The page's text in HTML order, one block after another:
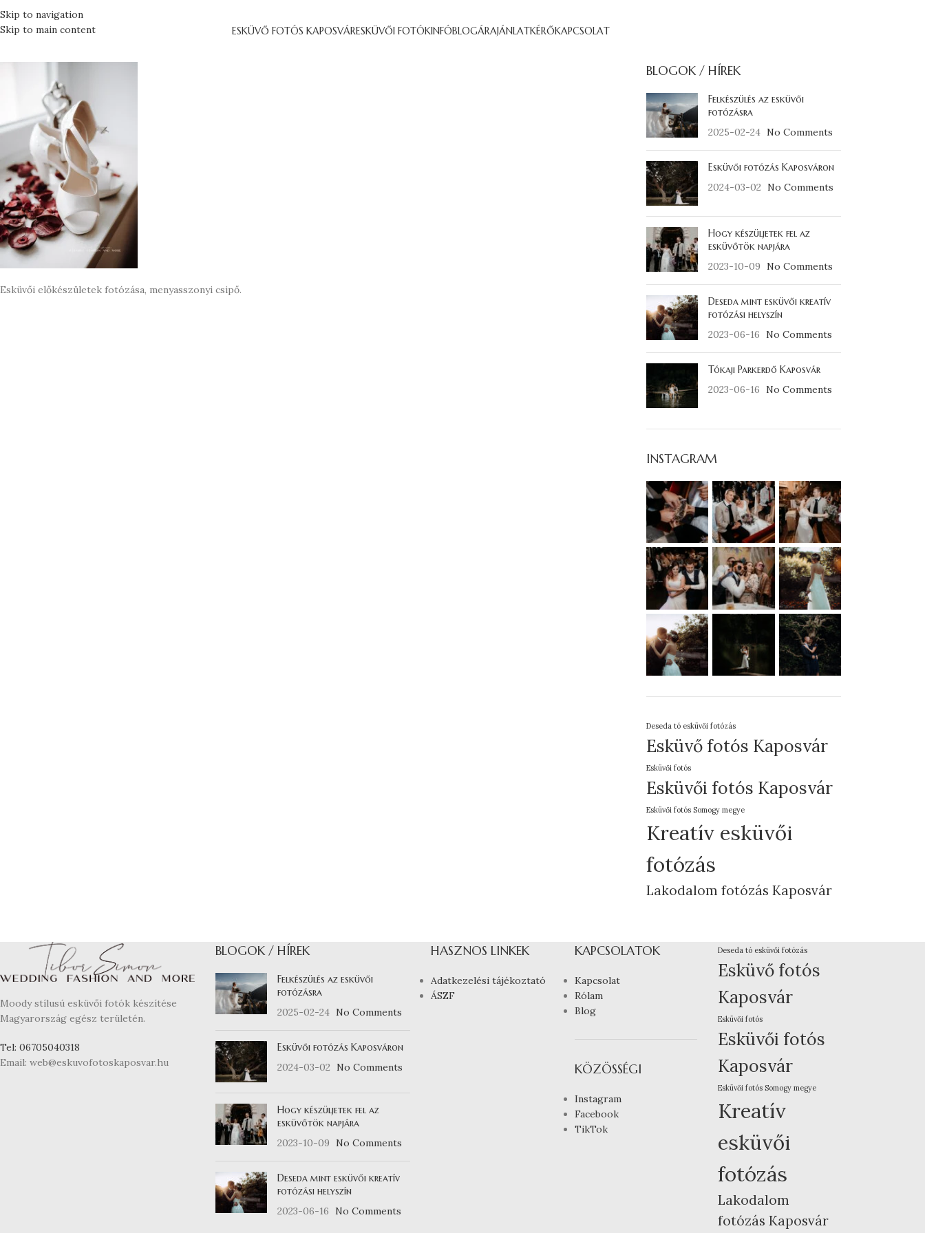
Skip to navigation
Skip to main content
ESKÜVŐ FOTÓS KAPOSVÁRESKÜVŐI FOTÓKINFÓBLOGÁRAJÁNLATKÉRŐKAPCSOLAT
Esküvői előkészületek fotózása, menyasszonyi csipő.
BLOGOK / HÍREK
Felkészülés az esküvői
fotózásra
2025-02-24 No Comments
Esküvői fotózás Kaposváron
2024-03-02 No Comments
Hogy készüljetek fel az
esküvőtök napjára
2023-10-09 No Comments
Deseda mint esküvői kreatív
fotózási helyszín
2023-06-16 No Comments
Tókaji Parkerdő Kaposvár
2023-06-16 No Comments
INSTAGRAM
Deseda tó esküvői fotózás
Esküvő fotós Kaposvár
Esküvői fotós
Esküvői fotós Kaposvár
Esküvői fotós Somogy megye
Kreatív esküvői
fotózás
Lakodalom fotózás Kaposvár
Moody stílusú esküvői fotók készítése
Magyarország egész területén.
Tel: 06705040318
Email: web@eskuvofotoskaposvar.hu
BLOGOK / HÍREK
Felkészülés az esküvői
fotózásra
2025-02-24 No Comments
Esküvői fotózás Kaposváron
2024-03-02
No Comments
Hogy készüljetek fel az
esküvőtök napjára
2023-10-09
No Comments
Deseda mint esküvői kreatív
fotózási helyszín
2023-06-16
No Comments
HASZNOS LINKEK
Adatkezelési tájékoztató
ÁSZF
KAPCSOLATOK
Kapcsolat
Rólam
Blog
KÖZÖSSÉGI
Instagram
Facebook
TikTok
Deseda tó esküvői fotózás
Esküvő fotós
Kaposvár
Esküvői fotós
Esküvői fotós
Kaposvár
Esküvői fotós Somogy megye
Kreatív
esküvői
fotózás
Lakodalom
fotózás Kaposvár